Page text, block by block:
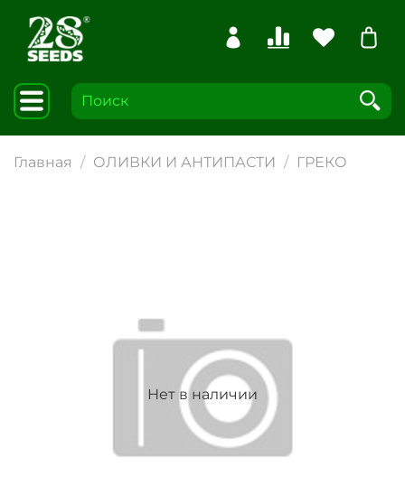
Главная ОЛИВКИ И АНТИПАСТИ ГРЕКО
Нет в наличии